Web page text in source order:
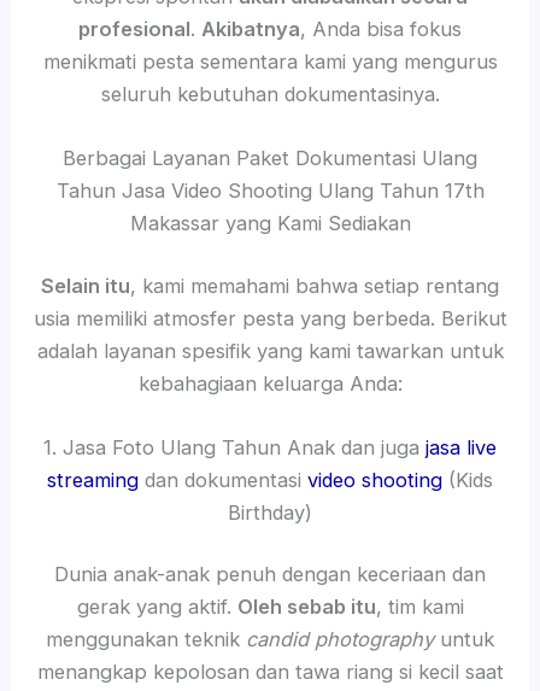
profesional. Akibatnya, Anda bisa fokus
menikmati pesta sementara kami yang mengurus
seluruh kebutuhan dokumentasinya.
Berbagai Layanan Paket Dokumentasi Ulang
Tahun Jasa Video Shooting Ulang Tahun 17th
Makassar yang Kami Sediakan
Selain itu, kami memahami bahwa setiap rentang
usia memiliki atmosfer pesta yang berbeda. Berikut
adalah layanan spesifik yang kami tawarkan untuk
kebahagiaan keluarga Anda:
1. Jasa Foto Ulang Tahun Anak dan juga jasa live
streaming dan dokumentasi video shooting (Kids
Birthday)
Dunia anak-anak penuh dengan keceriaan dan
gerak yang aktif. Oleh sebab itu, tim kami
menggunakan teknik candid photographyuntuk
menangkap kepolosan dan tawa riang si kecil saat